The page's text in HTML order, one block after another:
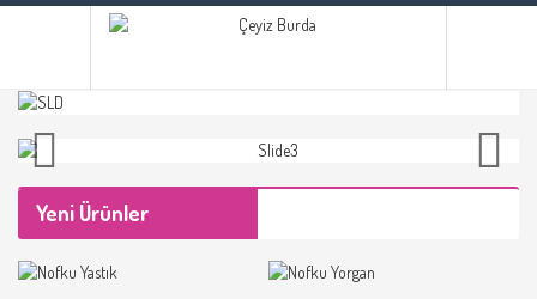
Yeni Ürünler